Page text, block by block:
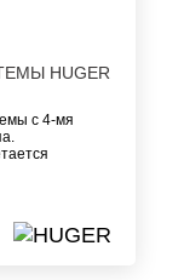
HUGER
с 4-мя